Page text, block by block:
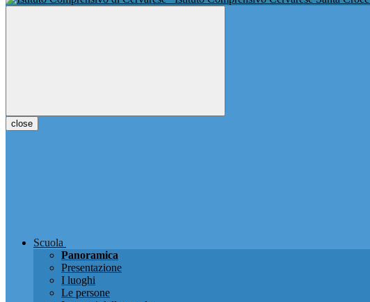
close
Scuola
Panoramica
Presentazione
I luoghi
Le persone